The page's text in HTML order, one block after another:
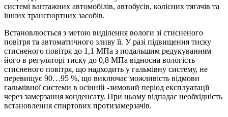
системі вантажних автомобілів, автобусів, колісних тягачів та
інших транспортних засобів.
Встановлюється з метою виділення вологи зі стисненого
повітря та автоматичного зливу її. У разі підвищення тиску
стисненого повітря до 1,1 МПа з подальшим редукуванням
його в регуляторі тиску до 0,8 МПа відносна вологість
стисненого повітря, що надходить у гальмівну систему, не
перевищує 90…95 %, що виключає можливість відмови
гальмівної системи в осінній -зимовий період експлуатації
через замерзання конденсату. При цьому відпадає необхідність
встановлення спиртових протизамерзачів.